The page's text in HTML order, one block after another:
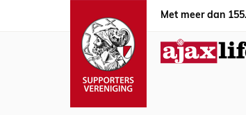
Met meer dan